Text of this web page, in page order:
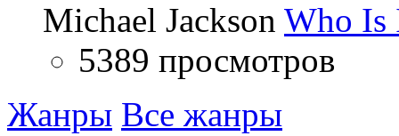
Michael Jackson Who Is
5389 просмотров
Жанры Все жанры